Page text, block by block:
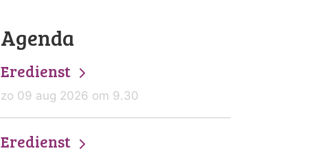
Agenda
Eredienst
zo 09 aug 2026 om 9.30
Eredienst